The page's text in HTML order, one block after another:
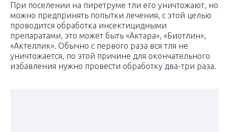
При поселении на пиретруме тли его уничтожают, но
можно предпринять попытки лечения, с этой целью
проводится обработка инсектицидными
препаратами, это может быть «Актара», «Биотлин»,
«Актеллик». Обычно с первого раза вся тля не
уничтожается, по этой причине для окончательного
избавления нужно провести обработку два-три раза.